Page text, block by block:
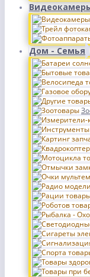
Дом - Семья